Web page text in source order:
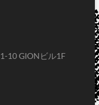
10 GIONビル1F